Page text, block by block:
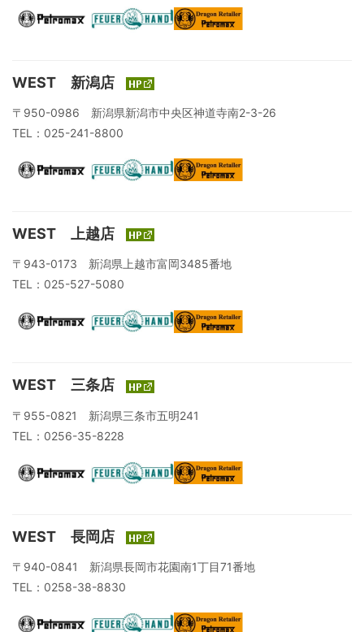
WEST 新潟店
〒950-0986 新潟県新潟市中央区神道寺南2-3-26
TEL：025-241-8800
WEST 上越店
〒943-0173 新潟県上越市富岡3485番地
TEL：025-527-5080
WEST 三条店
〒955-0821 新潟県三条市五明241
TEL：0256-35-8228
WEST 長岡店
〒940-0841 新潟県長岡市花園南1丁目71番地
TEL：0258-38-8830